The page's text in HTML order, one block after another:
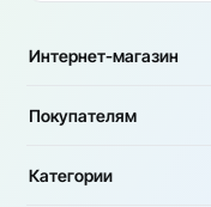
Интернет-магазин
Покупателям
Категории